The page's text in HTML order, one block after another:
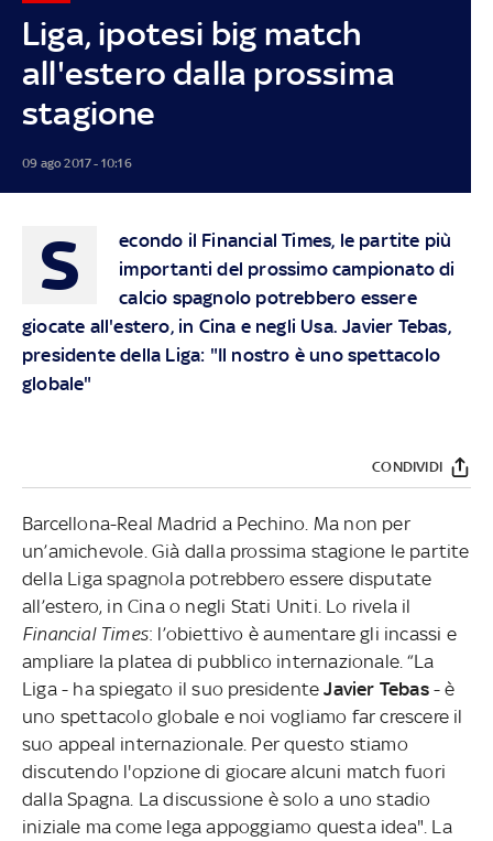
Liga, ipotesi big match
all'estero dalla prossima
stagione
09 ago 2017 - 10:16
S
econdo il Financial Times, le partite più
importanti del prossimo campionato di
calcio spagnolo potrebbero essere
giocate all'estero, in Cina e negli Usa. Javier Tebas,
presidente della Liga: "Il nostro è uno spettacolo
globale"
CONDIVIDI
Barcellona-Real Madrid a Pechino. Ma non per
un’amichevole. Già dalla prossima stagione le partite
della Liga spagnola potrebbero essere disputate
all’estero, in Cina o negli Stati Uniti. Lo rivela il
Financial Times: l’obiettivo è aumentare gli incassi e
ampliare la platea di pubblico internazionale. “La
Liga - ha spiegato il suo presidenteJavier Tebas- è
uno spettacolo globale e noi vogliamo far crescere il
suo appeal internazionale. Per questo stiamo
discutendo l'opzione di giocare alcuni match fuori
dalla Spagna. La discussione è solo a uno stadio
iniziale ma come lega appoggiamo questa idea". La